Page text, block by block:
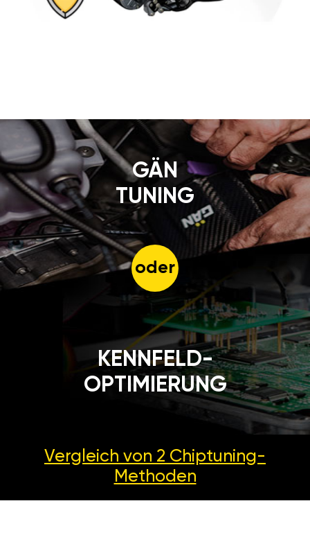
GÄN
TUNING
oder
KENNFELD-
OPTIMIERUNG
Vergleich von 2 Chiptuning-
Methoden